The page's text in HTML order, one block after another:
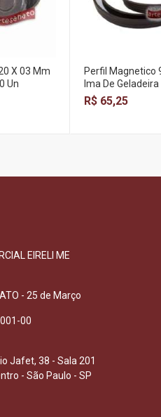
X 03 Mm
Un
Perfil Magnetico
Ima De Geladeira
R$ 65,25
EIRELI ME
- 25 de Março
00
Jafet, 38 - Sala 201
- São Paulo - SP